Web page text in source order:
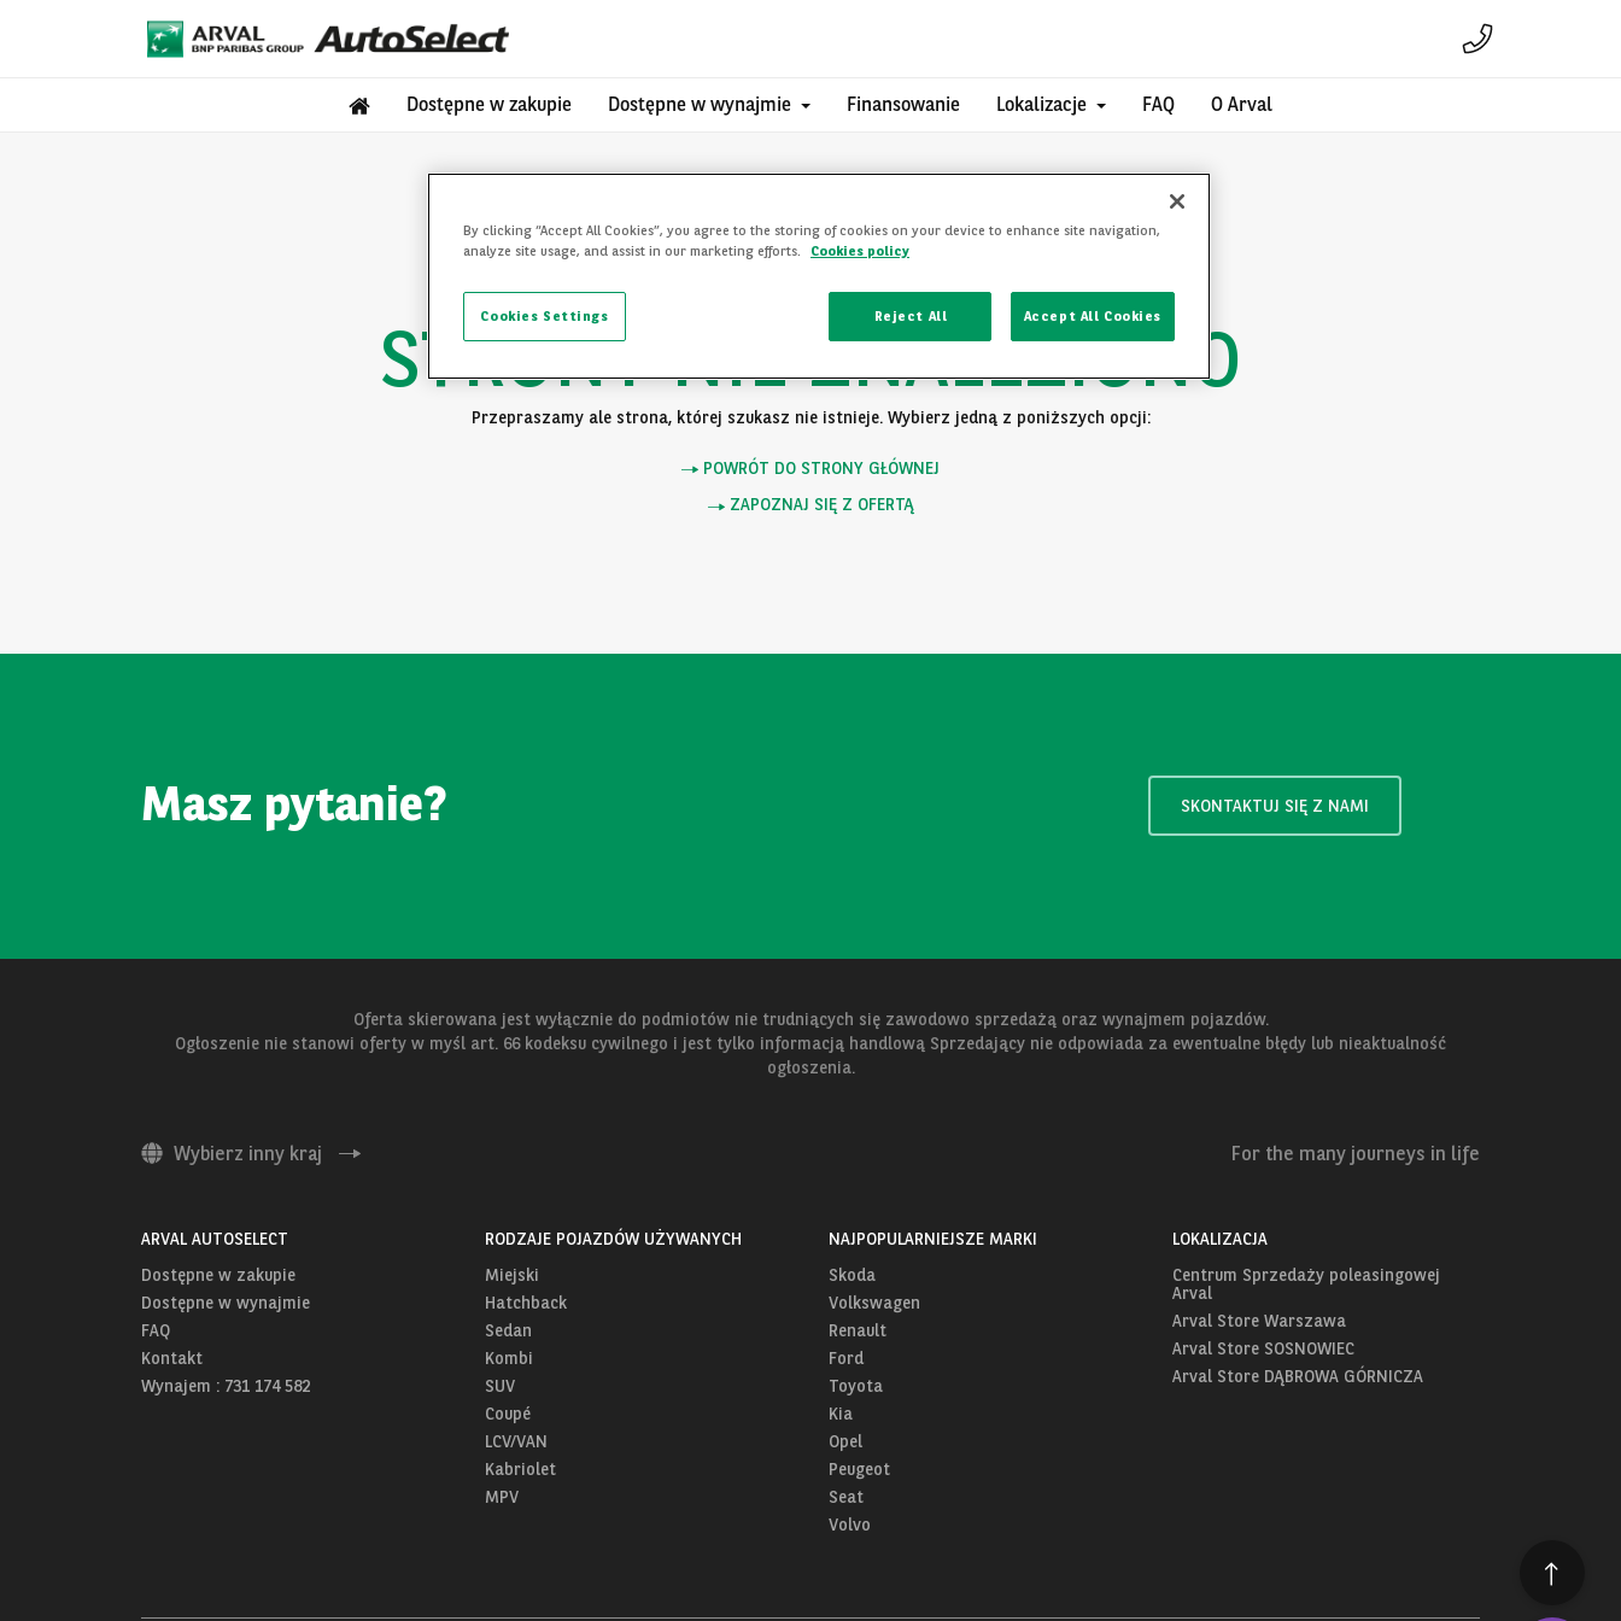
Dostępne w zakupie Dostępne w wynajmie Finansowanie Lokalizacje FAQ O Arval
STRONY NIE ZNALEZIONO
Przepraszamy ale strona, której szukasz nie istnieje. Wybierz jedną z poniższych opcji:
POWRÓT DO STRONY GŁÓWNEJ
ZAPOZNAJ SIĘ Z OFERTĄ
Masz pytanie? SKONTAKTUJ SIĘ Z NAMI
Oferta skierowana jest wyłącznie do podmiotów nie trudniących się zawodowo sprzedażą oraz wynajmem pojazdów.
Ogłoszenie nie stanowi oferty w myśl art. 66 kodeksu cywilnego i jest tylko informacją handlową Sprzedający nie odpowiada za ewentualne błędy lub nieaktualność
ogłoszenia.
Wybierz inny kraj For the many journeys in life
ARVAL AUTOSELECT
Dostępne w zakupie
Dostępne w wynajmie
FAQ
Kontakt
Wynajem : 731 174 582
RODZAJE POJAZDÓW UŻYWANYCH
Miejski
Hatchback
Sedan
Kombi
SUV
Coupé
LCV/VAN
Kabriolet
MPV
NAJPOPULARNIEJSZE MARKI
Skoda
Volkswagen
Renault
Ford
Toyota
Kia
Opel
Peugeot
Seat
Volvo
LOKALIZACJA
Centrum Sprzedaży poleasingowej
Arval
Arval Store Warszawa
Arval Store SOSNOWIEC
Arval Store DĄBROWA GÓRNICZA
By clicking “Accept All Cookies”, you agree to the storing of cookies on your device to enhance site navigation,
analyze site usage, and assist in our marketing efforts.
Cookies policy
Reject All Accept All Cookies
Cookies Settings